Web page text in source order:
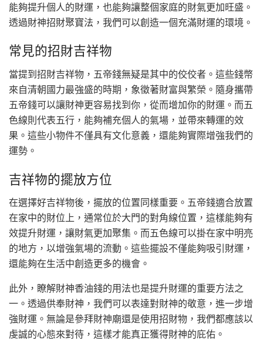
能夠提升個人的財運，也能夠讓整個家庭的財氣更加旺盛。
透過財神招財聚寶法，我們可以創造一個充滿財運的環境。
常見的招財吉祥物
當提到招財吉祥物，五帝錢無疑是其中的佼佼者。這些錢幣
來自清朝國力最強盛的時期，象徵著財富與繁榮。隨身攜帶
五帝錢可以讓財神更容易找到你，從而增加你的財運。而五
色線則代表五行，能夠補充個人的氣場，並帶來轉運的效
果。這些小物件不僅具有文化意義，還能夠實際增強我們的
運勢。
吉祥物的擺放方位
在選擇好吉祥物後，擺放的位置同樣重要。五帝錢適合放置
在家中的財位上，通常位於大門的對角線位置，這樣能夠有
效提升財運，讓財氣更加聚集。而五色線可以掛在家中明亮
的地方，以增強氣場的流動。這些擺設不僅能夠吸引財運，
還能夠在生活中創造更多的機會。
此外，瞭解財神香油錢的用法也是提升財運的重要方法之
一。透過供奉財神，我們可以表達對財神的敬意，進一步增
強財運。無論是參拜財神廟還是使用招財物，我們都應該以
虔誠的心態來對待，這樣才能真正獲得財神的庇佑。